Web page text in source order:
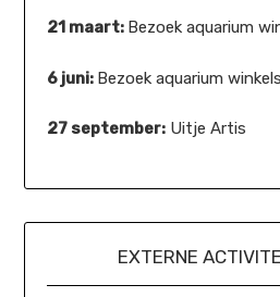
21 maart: Bezoek aquarium
6 juni: Bezoek aquarium
27 september: Uitje Artis
EXTERNE